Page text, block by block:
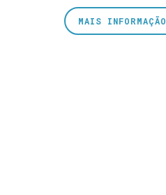
MAIS INFORMAÇÃO